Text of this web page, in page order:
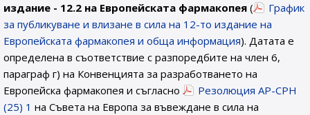
издание - 12.2 на Европейската фармакопея (
График
за публикуване и влизане в сила на 12-то издание на
Европейската фармакопея и обща информация). Датата е
определена в съответствие с разпоредбите на член 6,
параграф г) на Конвенцията за разработването на
Европейска фармакопея и съгласно
Резолюция AP-CPH
(25) 1 на Съвета на Европа за въвеждане в сила на